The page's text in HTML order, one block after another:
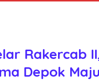
Rakercab
Depok Maju